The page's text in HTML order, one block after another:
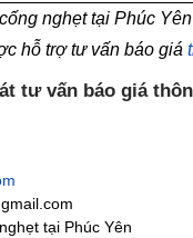
nghẹt tại Phúc
hỗ trợ tư vấn báo giá
tư vấn báo giá
tại Phúc Yên